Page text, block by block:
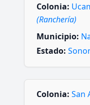
Colonia:
(Ranchería)
Municipio:
Estado:
Colonia: San